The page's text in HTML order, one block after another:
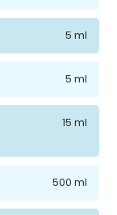
5 ml
5 ml
15 ml
500 ml